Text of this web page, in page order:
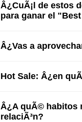
Â¿CuÃ¡l de estos
para ganar el
Â¿Vas a
Hot Sale: Â¿en
Â¿A quÃ© habitos
relaciÃ³n?